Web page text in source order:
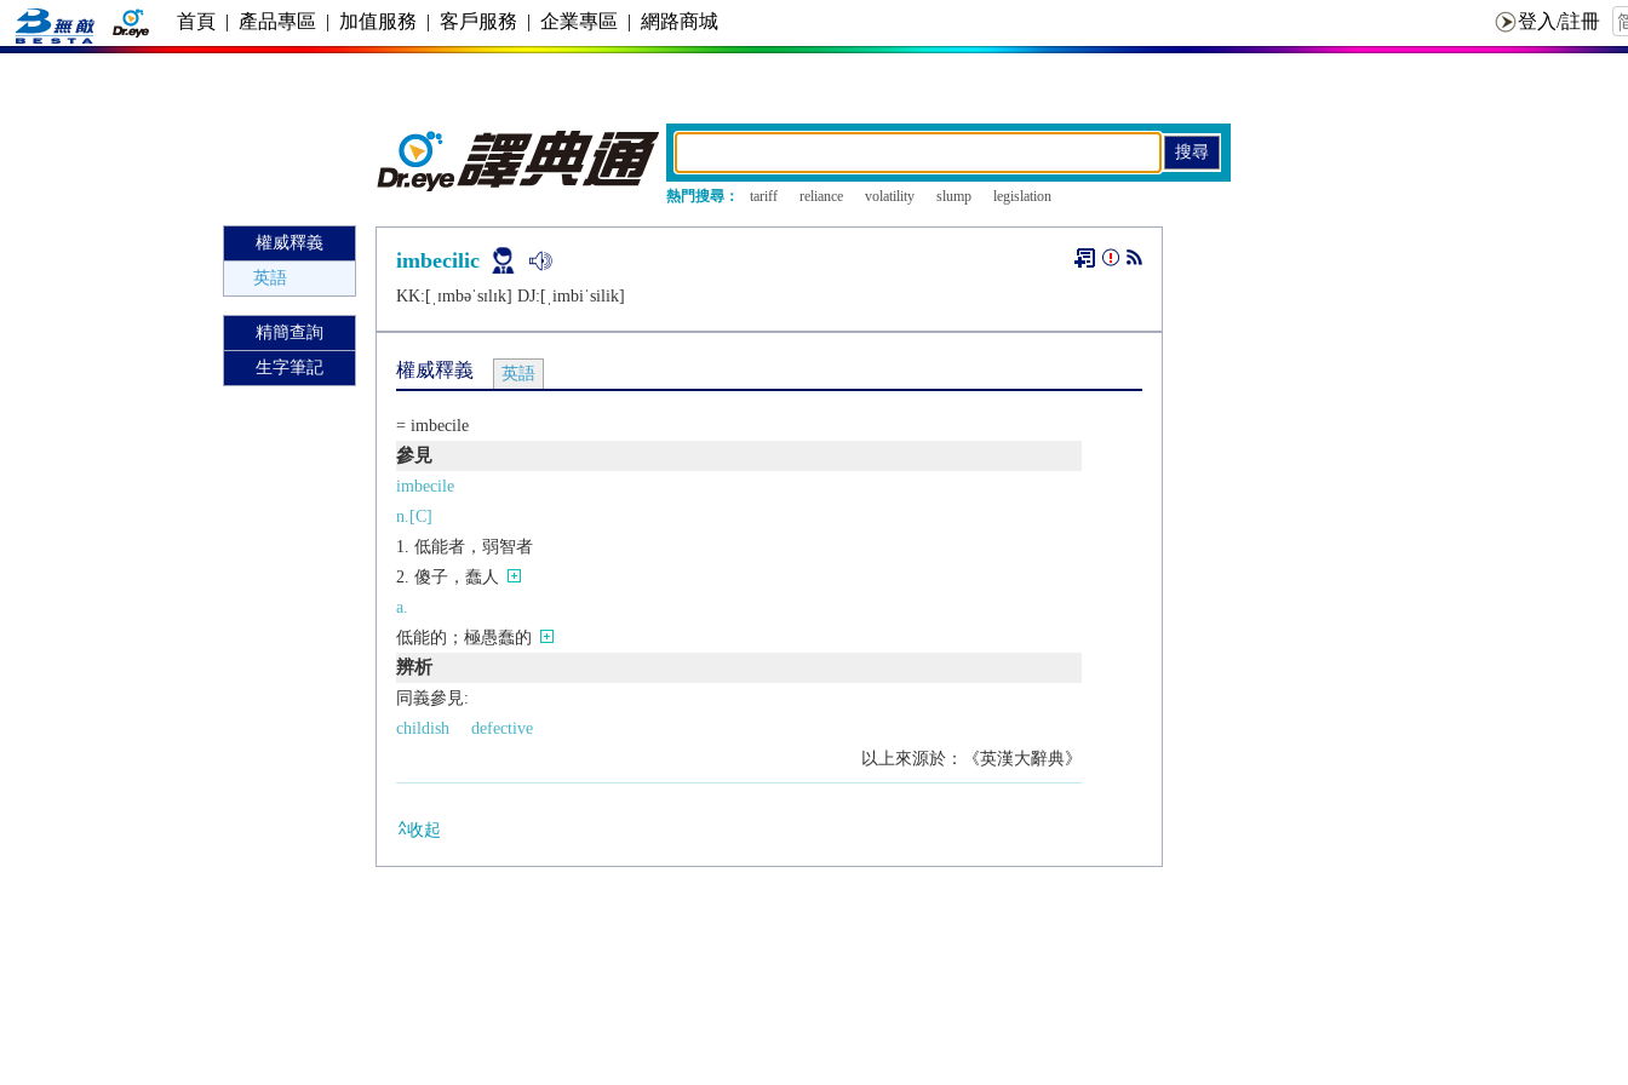
首頁 | 產品專區 | 加值服務 | 客戶服務 | 企業專區 | 網路商城
熱門搜尋： tariff reliance volatility slump legislation
權威釋義
英語
精簡查詢
生字筆記
imbecilic
KK:[ˌɪmbǝˈsɪlɪk] DJ:[ˌimbiˈsilik]
權威釋義 英語
= imbecile
參見
imbecile
n.[C]
低能者，弱智者
傻子，蠢人
a.
低能的；極愚蠢的
辨析
同義參見:
childish
defective
以上來源於：《英漢大辭典》
收起